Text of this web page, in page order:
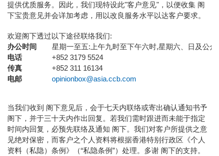
提供优质服务。因此，我们现特设此"客户意见"，以便收集 阁
下宝贵意见并会详加考虑，用以改良服务水平以达客户要求。
欢迎阁下透过以下途径联络我们:
办公时间
星期一至五:上午九时至下午六时,星期六、日及公众
电话
+852 3179 5524
传真
+852 311 16134
电邮
opinionbox@asia.ccb.com
当我们收到 阁下意见后，会于七天内联络或寄出确认通知书予
阁下，并于三十天内作出回复。若我们需时跟进而未能于指定
时间内回复，必预先联络及通知 阁下。我们对客户所提供之意
见绝对保密，而客户之个人资料将根据香港特别行政区《个人
资料（私隐）条例》（“私隐条例”）处理。多谢 阁下的支持。